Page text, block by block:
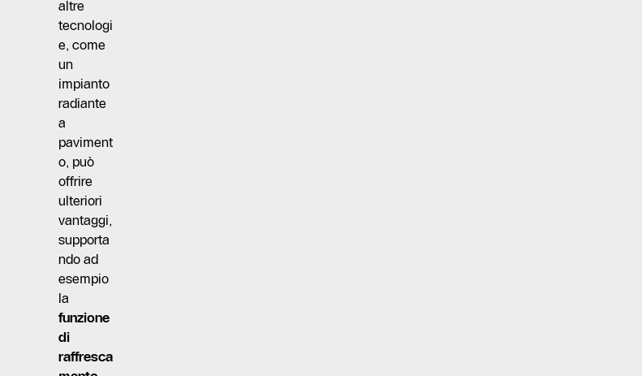
altre
tecnologi
e, come
un
impianto
radiante
a
paviment
o, può
offrire
ulteriori
vantaggi,
supporta
ndo ad
esempio
la
funzione
di
raffresca